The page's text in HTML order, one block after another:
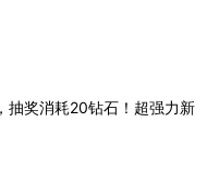
抽奖消耗20钻石！超强力新